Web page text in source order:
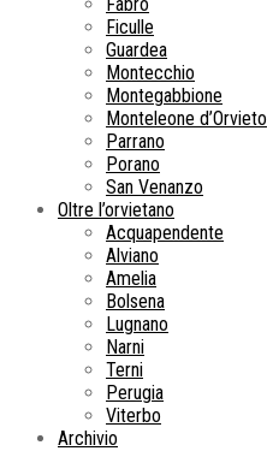
Ficulle
Guardea
Montecchio
Montegabbione
Monteleone d’Orvieto
Parrano
Porano
San Venanzo
Oltre l’orvietano
Acquapendente
Alviano
Amelia
Bolsena
Lugnano
Narni
Terni
Perugia
Viterbo
Archivio